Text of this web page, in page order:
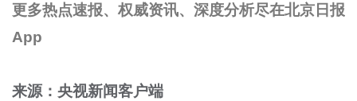
更多热点速报、权威资讯、深度分析尽在北京日报
App
来源：央视新闻客户端